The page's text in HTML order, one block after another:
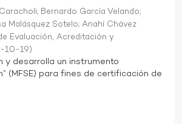
; Bernardo García Velando;
Malásquez Sotelo;Anahí Chávez
Evaluación, Acreditación y
10-19)
y desarrolla un instrumento
(MFSE) para fines de certificación de